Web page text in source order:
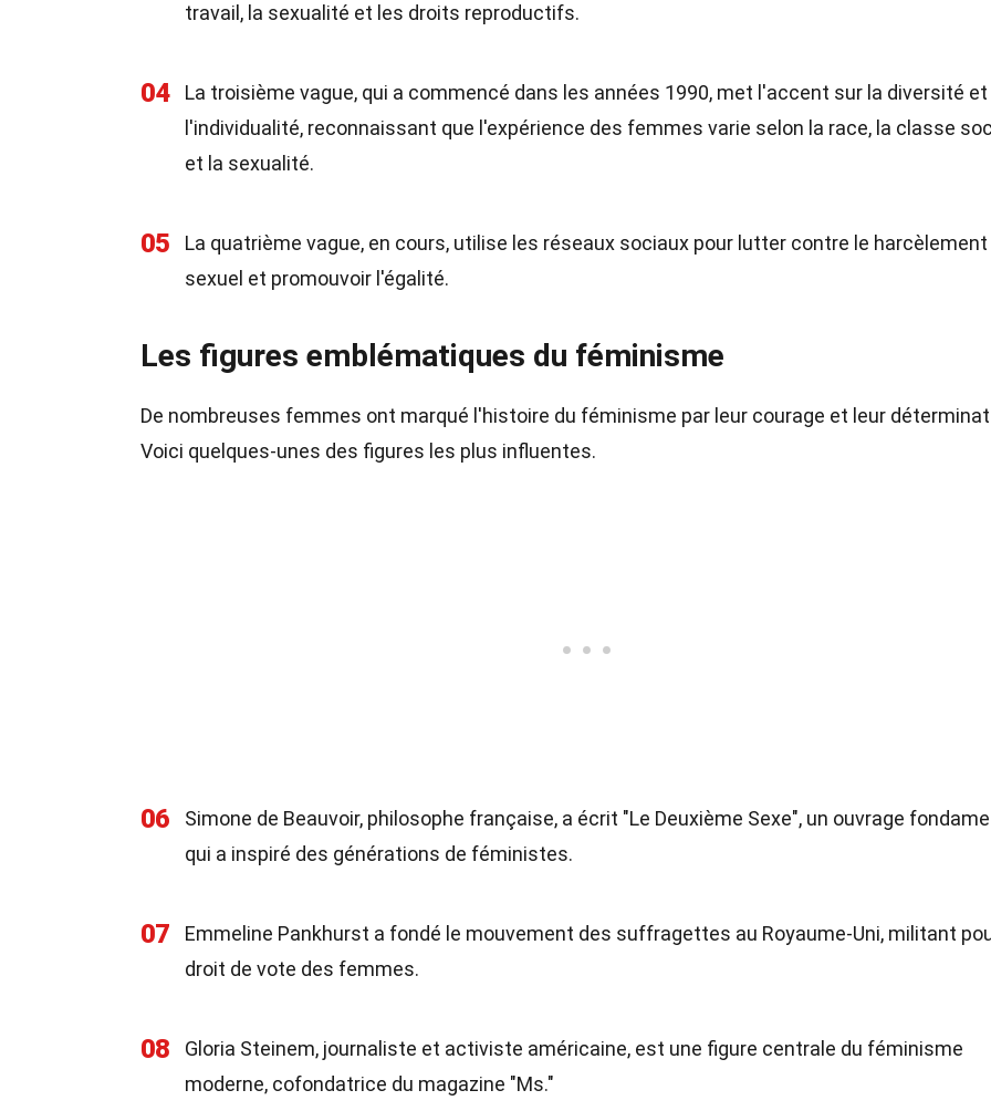
travail, la sexualité et les droits reproductifs.
04
La troisième vague, qui a commencé dans les années 1990, met l'accent sur la diversité et
l'individualité, reconnaissant que l'expérience des femmes varie selon la race, la classe
et la sexualité.
05
La quatrième vague, en cours, utilise les réseaux sociaux pour lutter contre le harcèlement
sexuel et promouvoir l'égalité.
Les figures emblématiques du féminisme
De nombreuses femmes ont marqué l'histoire du féminisme par leur courage et leur
Voici quelques-unes des figures les plus influentes.
06
Simone de Beauvoir, philosophe française, a écrit "Le Deuxième Sexe", un ouvrage
qui a inspiré des générations de féministes.
07
Emmeline Pankhurst a fondé le mouvement des suffragettes au Royaume-Uni, militant
droit de vote des femmes.
08
Gloria Steinem, journaliste et activiste américaine, est une figure centrale du féminisme
moderne, cofondatrice du magazine "Ms."